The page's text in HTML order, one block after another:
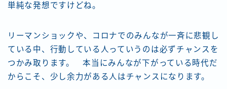
単純な発想ですけどね。
リーマンショックや、コロナでのみんなが一斉に悲観し
ている中、行動している人っていうのは必ずチャンスを
つかみ取ります。 本当にみんなが下がっている時代だ
からこそ、少し余力がある人はチャンスになります。